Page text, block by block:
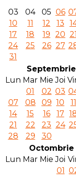
03
04 05 06
10
11 12 13
17
18 19 20 21
24
25 26 27
31
Lun Mar Mie Joi
01
02 03
07
08 09 10 11
14
15 16 17
21
22 23 24
28
29
30
Octombrie
Lun Mar Mie Joi
01